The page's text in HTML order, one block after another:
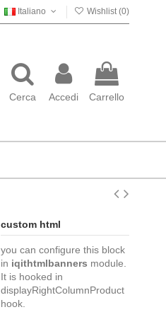
Italiano Wishlist (0)
Cerca Accedi Carrello
custom html
you can configure this block
in iqithtmlbanners module.
It is hooked in
displayRightColumnProduct
hook.